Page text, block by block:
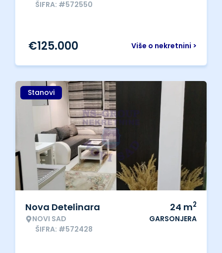
ŠIFRA: #572550
Više o nekretnini >
€125.000
Stanovi
Nova Detelinara
NOVI SAD
ŠIFRA: #572428
24 m2
GARSONJERA